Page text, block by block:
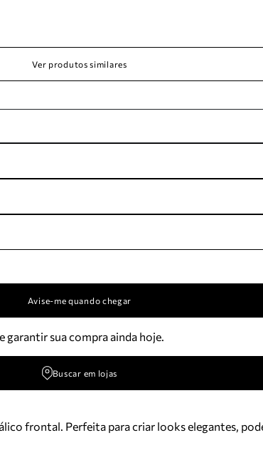
Ver produtos similares
Avise-me quando chegar
e garantir sua compra ainda hoje.
Buscar em lojas
frontal. Perfeita para criar looks elegantes,